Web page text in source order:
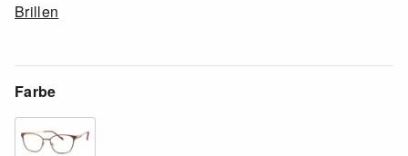
Brillen
Farbe